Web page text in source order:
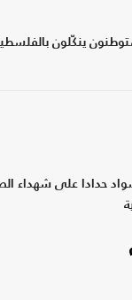
ينكّلون
بالسواد حدادا على شهداء